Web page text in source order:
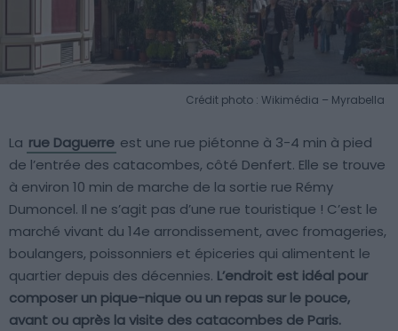
Crédit photo : Wikimédia – Myrabella
La rue Daguerre est une rue piétonne à 3-4 min à pied
de l’entrée des catacombes, côté Denfert. Elle se trouve
à environ 10 min de marche de la sortie rue Rémy
Dumoncel. Il ne s’agit pas d’une rue touristique ! C’est le
marché vivant du 14e arrondissement, avec fromageries,
boulangers, poissonniers et épiceries qui alimentent le
quartier depuis des décennies. L’endroit est idéal pour
composer un pique-nique ou un repas sur le pouce,
avant ou après la visite des catacombes de Paris.